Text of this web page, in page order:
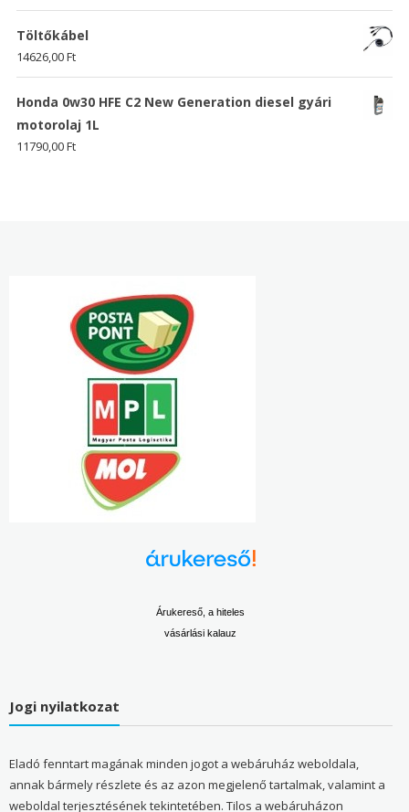
Töltőkábel
14626,00Ft
Honda 0w30 HFE C2 New Generation diesel gyári
motorolaj 1L
11790,00Ft
Árukereső, a hiteles
vásárlási kalauz
Jogi nyilatkozat
Eladó fenntart magának minden jogot a webáruház weboldala,
annak bármely részlete és az azon megjelenő tartalmak, valamint a
weboldal terjesztésének tekintetében. Tilos a webáruházon